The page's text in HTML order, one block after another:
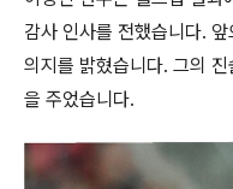
감사 인사를 전했습니다.
의지를 밝혔습니다. 그의
을 주었습니다.